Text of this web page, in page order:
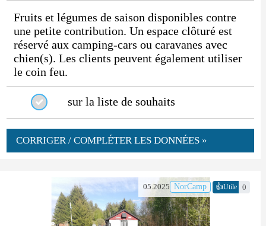
Fruits et légumes de saison disponibles contre
une petite contribution. Un espace clôturé est
réservé aux camping-cars ou caravanes avec
chien(s). Les clients peuvent également utiliser
le coin feu.
sur la liste de souhaits
CORRIGER / COMPLÉTER LES DONNÉES »
05.2025 NorCamp 👍Utile 0